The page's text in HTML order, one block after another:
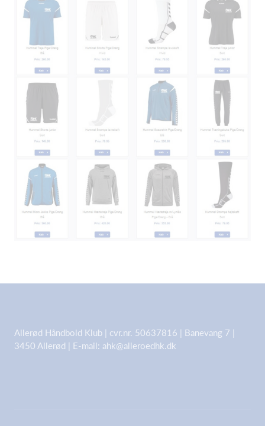
Allerød Håndbold Klub | cvr.nr. 50637816 | Banevang 7 |
3450 Allerød | E-mail: ahk@alleroedhk.dk